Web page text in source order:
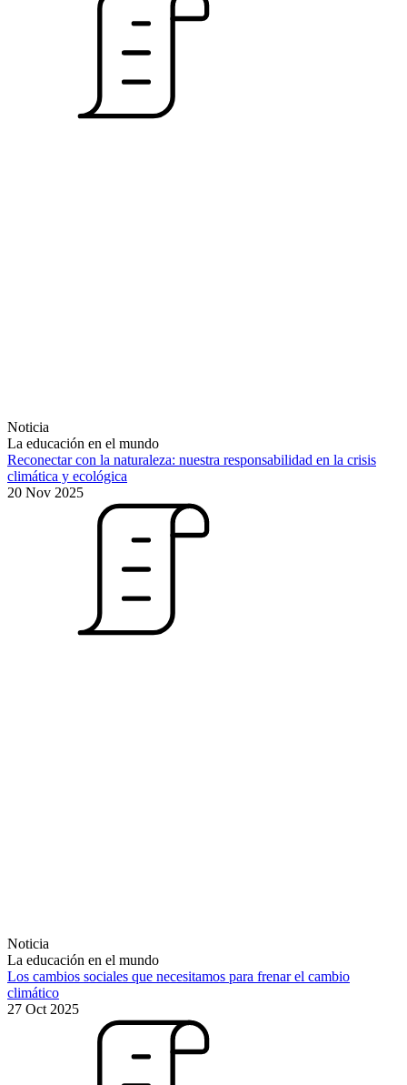
Noticia
La educación en el mundo
Reconectar con la naturaleza: nuestra responsabilidad en la crisis
climática y ecológica
20 Nov 2025
Noticia
La educación en el mundo
Los cambios sociales que necesitamos para frenar el cambio
climático
27 Oct 2025